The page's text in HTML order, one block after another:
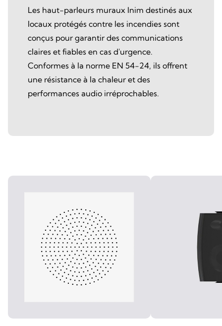
Les haut-parleurs muraux Inim destinés aux
locaux protégés contre les incendies sont
conçus pour garantir des communications
claires et fiables en cas d'urgence.
Conformes à la norme EN 54-24, ils offrent
une résistance à la chaleur et des
performances audio irréprochables.